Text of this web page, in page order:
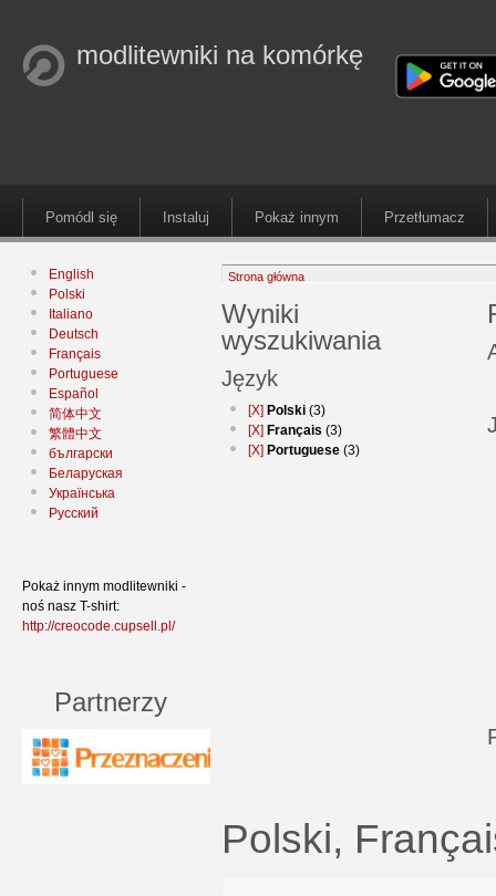
modlitewniki na komórkę
Pomódl się Instaluj Pokaż innym Przetłumacz
English
Polski
Italiano
Deutsch
Français
Portuguese
Español
简体中文
繁體中文
български
Беларуская
Українська
Русский
Pokaż innym modlitewniki -
noś nasz T-shirt:
http://creocode.cupsell.pl/
Partnerzy
Strona główna
Wyniki
wyszukiwania
Język
[X] Polski (3)
[X] Français (3)
[X] Portuguese (3)
Polski,